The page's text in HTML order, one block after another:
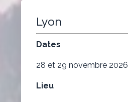
Lyon
Dates
28 et 29 novembre 2026
Lieu